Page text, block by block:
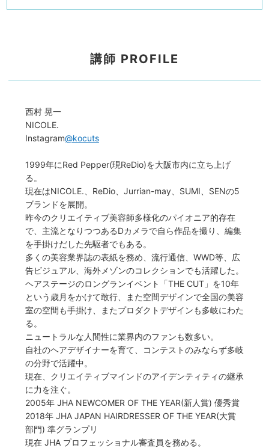
講師 PROFILE
西村 晃一
NICOLE.
Instagram@kocuts
1999年にRed Pepper(現ReDio)を大阪市内に立ち上げ
る。
現在はNICOLE.、ReDio、Jurrian-may、SUMI、SENの5
ブランドを展開。
昨今のクリエイティブ美容師多様化のパイオニア的存在
で、主流となりつつあるDカメラで自ら作品を撮り、編集
を手掛けだした先駆者でもある。
多くの美容業界誌の表紙を務め、流行通信、WWD等、広
告ビジュアル、海外メゾンのコレクションでも活躍した。
ヘアステージのロングランイベント「THE CUT」を10年
という歳月をかけて敢行、また空間デザインで全国の美容
室の空間も手掛け、またプロダクトデザインも多岐にわた
る。
ニュートラルな人間性に業界内のファンも数多い。
自社のヘアデザイナーを育て、コンテストのみならず多岐
の分野で活躍中。
現在、クリエイティブマインドのアイデンティティの継承
に力を注ぐ。
2005年 JHA NEWCOMER OF THE YEAR(新人賞) 優秀賞
2018年 JHA JAPAN HAIRDRESSER OF THE YEAR(大賞
部門) 準グランプリ
現在 JHA プロフェッショナル審査員を務める。